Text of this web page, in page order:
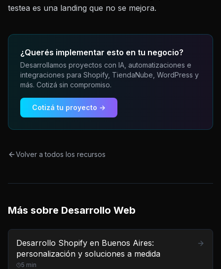
testea es una landing que no se mejora.
¿Querés implementar esto en tu negocio?
Desarrollamos proyectos con IA, automatizaciones e
integraciones para Shopify, TiendaNube, WordPress y
más. Cotizá sin compromiso.
Cotizá tu proyecto →
Volver a todos los recursos
Más sobre Desarrollo Web
Desarrollo Shopify en Buenos Aires:
personalización y soluciones a medida
5 min